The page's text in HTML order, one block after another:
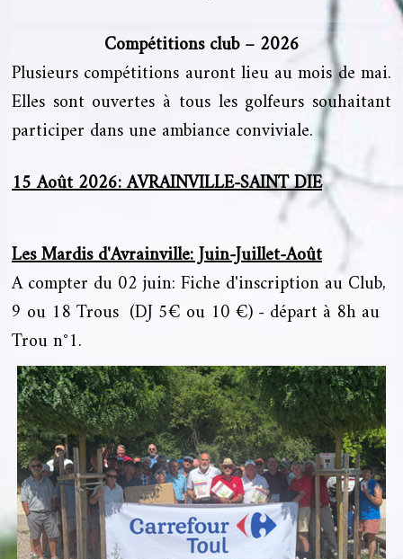
Compétitions club – 2026
Plusieurs compétitions auront lieu au mois de mai.
Elles sont ouvertes à tous les golfeurs souhaitant
participer dans une ambiance conviviale.
15 Août 2026: AVRAINVILLE-SAINT DIE
Les Mardis d'Avrainville: Juin-Juillet-Août
A compter du 02 juin: Fiche d'inscription au Club,
9 ou 18 Trous (DJ 5€ ou 10 €) - départ à 8h au
Trou n°1.